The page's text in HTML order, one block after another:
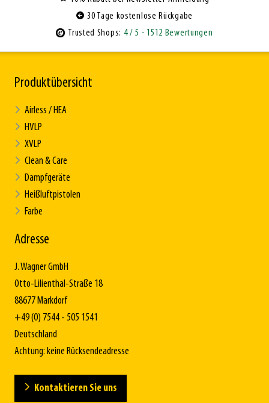
30 Tage kostenlose Rückgabe
Trusted Shops: 4/ 5 - 1512 Bewertungen
Produktübersicht
Airless / HEA
HVLP
XVLP
Clean & Care
Dampfgeräte
Heißluftpistolen
Farbe
Adresse
J. Wagner GmbH
Otto-Lilienthal-Straße 18
88677 Markdorf
+49 (0) 7544 - 505 1541
Deutschland
Achtung: keine Rücksendeadresse
Kontaktieren Sie uns